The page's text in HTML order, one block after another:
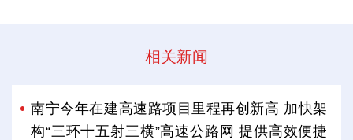
相关新闻
南宁今年在建高速路项目里程再创新高 加快架
构“三环十五射三横”高速公路网 提供高效便捷